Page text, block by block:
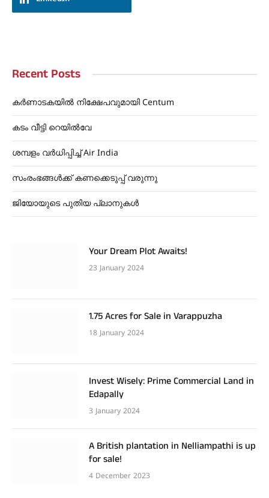
Recent Posts
കർണാടകയിൽ നിക്ഷേപവുമായി Centum
കടം വീട്ടി റെയിൽവേ
ശമ്പളം വർധിപ്പിച്ച് Air India
സംരംഭങ്ങൾക്ക് കണക്കെടുപ്പ് വരുന്നു
ജിയോയുടെ പുതിയ പ്ലാനുകൾ
Your Dream Plot Awaits!
23 January 2024
1.75 Acres for Sale in Varappuzha
18 January 2024
Invest Wisely: Prime Commercial Land in
Edapally
3 January 2024
A British plantation in Nelliampathi is up
for sale!
4 December 2023